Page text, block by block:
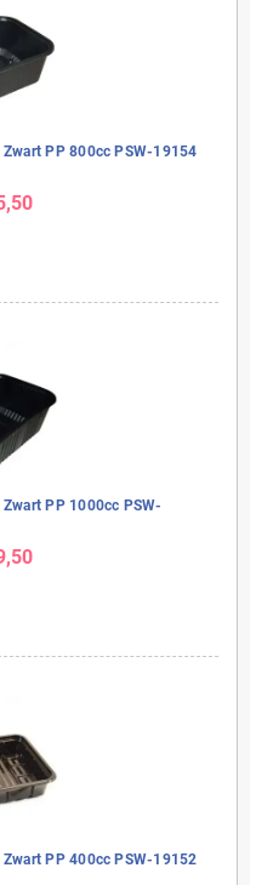
Zwart PP 800cc PSW-19154
Zwart PP 1000cc PSW-
Zwart PP 400cc PSW-19152